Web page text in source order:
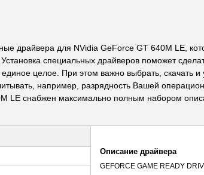
драйвера для NVidia GeForce GT 640M LE,
специальных драйверов поможет
целое. При этом важно выбрать, скачать и
например, разрядность Вашей
LE снабжен максимально полным набором
Описание драйвера
GEFORCE GAME READY